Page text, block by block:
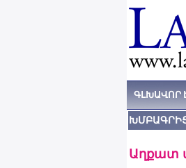
ԳԼԽԱՎՈՐ
Աղքատ